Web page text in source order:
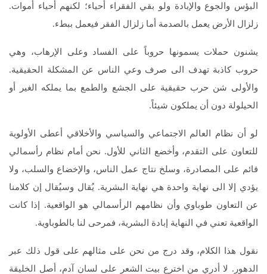
البؤس والجوع والإبادة ولو بقي الفقراء أحياء؛ لكنهم أحياء أموات.
زلزال الأرض يعمل بالصدمة أما زلزال الفقر فيعمل ببطء.
يشنون حملات يسمونها حروباً على الفساد وعلى الإرهاب، وهي
حروب كاذبة تهدف الى صرف وعي الناس عن المشكلة الحقيقية.
والأولى شن حرب حقيقية على الجشع والطمع بما يملكه الغير أو
الحيلولة دون أن يملكون شيئاً.
لو أن نظام العالم الاجتماعي والسياسي والأخلاقي أعطى الأولوية
للتعاون على التقدم، وأخضع الثاني للأول. نحن أمام نظام رأسمالي
قائم على المصادرة، وسلخ نتاج عمل الناس، والإخضاع والسلب، ولا
يؤدي إلا الى نهاية واحدة هي نهاية البشرية. يُقال وسيُقال إن كلامنا
عن التعاون طوباوي وأن نظامهم الرأسمالي هو الواقعية. إذا كانت
الواقعية تعني في النهاية إبادة البشرية، فمرحى لنا بالطوباوية.
نقول هذا الكلام، وقد درج من نحن على مثالهم على قول ذلك عبر
الدهور. لا أدري من اخترع بيت الشعر على لسان آدم، أصل الخليقة